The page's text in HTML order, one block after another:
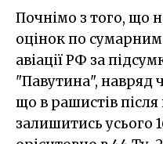
Почнімо з того, що
оцінок по сумарним
авіації РФ за
"Павутина", навряд
що в рашистів після
залишитись усього